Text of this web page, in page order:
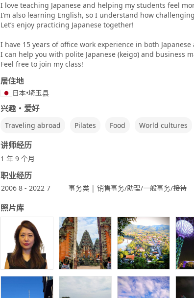
I love teaching Japanese and helping my students feel
I’m also learning English, so I understand how
Let’s enjoy practicing Japanese together!
I have 15 years of office work experience in both
I can help you with polite Japanese (keigo) and business
Feel free to join my class!
居住地
日本•埼玉县
兴趣・爱好
Traveling abroad Pilates Food World cultures
讲师经历
1 年 9 个月
职业经历
2006 8 - 2022 7 事务类 | 销售事务/助理/一般事务/接待
照片库